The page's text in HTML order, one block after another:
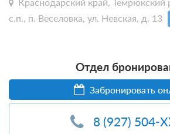
с.п., п. Веселовка, ул. Невская, д. 13
Отдел
Забронировать
8 (927) 504-